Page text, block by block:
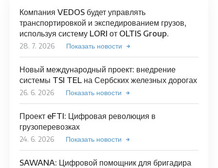
Компания VEDOS будет управлять
транспортировкой и экспедированием грузов,
используя систему LORI от OLTIS Group.
28. 7. 2026 Показать новости
Новый международный проект: внедрение
системы TSI TEL на Сербских железных дорогах
26. 6. 2026 Показать новости
Проект eFTI: Цифровая революция в
грузоперевозках
24. 6. 2026 Показать новости
SAWANA: Цифровой помощник для бригадира